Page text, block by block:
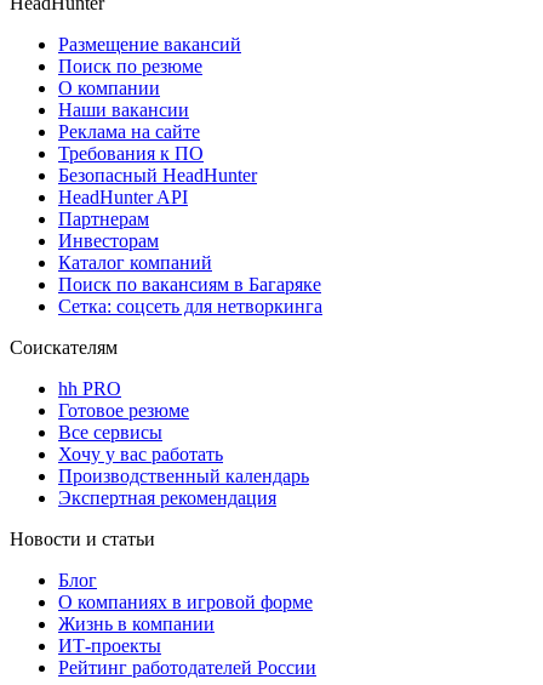
Размещение вакансий
Поиск по резюме
О компании
Наши вакансии
Реклама на сайте
Требования к ПО
Безопасный HeadHunter
HeadHunter API
Партнерам
Инвесторам
Каталог компаний
Поиск по вакансиям в Багаряке
Сетка: соцсеть для нетворкинга
Соискателям
hh PRO
Готовое резюме
Все сервисы
Хочу у вас работать
Производственный календарь
Экспертная рекомендация
Новости и статьи
Блог
О компаниях в игровой форме
Жизнь в компании
ИТ-проекты
Рейтинг работодателей России